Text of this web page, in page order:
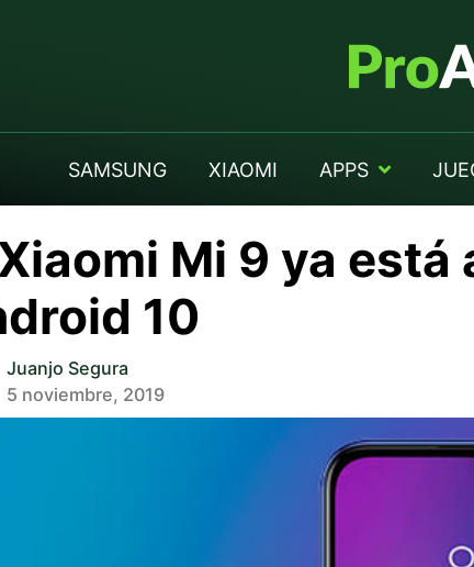
SAMSUNG XIAOMI APPS
Mi 9 ya está
10
Juanjo Segura
5 noviembre, 2019